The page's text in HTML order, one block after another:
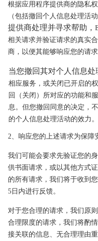
根据应用程序提供商的隐私
（包括撤回个人信息处理活
提供商处理并寻求帮助，
相关请求并验证请求的真实
商，以便其能够响应您的请求
当您撤回其对个人信息处
相应服务，或关闭已开启的
回（关闭）所对应的功能和
息。但您撤回同意的决定，
的个人信息处理活动的效力。
2、响应您的上述请求为保障
我们可能会要求先验证您的
供书面请求，或以其他方式
的所有请求，我们将于收到
5日内进行反馈。
对于您合理的请求，我们原
合理限度的请求，我们将酌
接关联的信息、无合理理由